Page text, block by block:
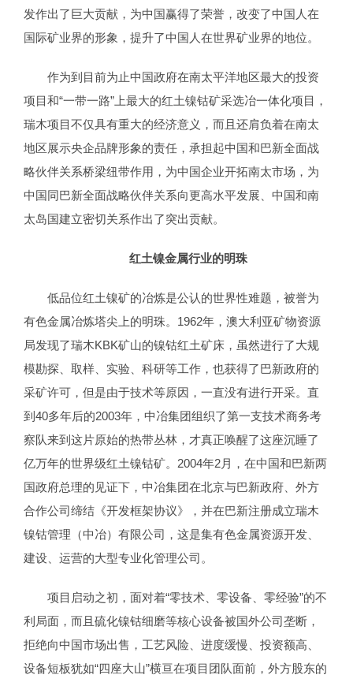
发作出了巨大贡献，为中国赢得了荣誉，改变了中国人在
国际矿业界的形象，提升了中国人在世界矿业界的地位。
作为到目前为止中国政府在南太平洋地区最大的投资
项目和“一带一路”上最大的红土镍钴矿采选冶一体化项目，
瑞木项目不仅具有重大的经济意义，而且还肩负着在南太
地区展示央企品牌形象的责任，承担起中国和巴新全面战
略伙伴关系桥梁纽带作用，为中国企业开拓南太市场，为
中国同巴新全面战略伙伴关系向更高水平发展、中国和南
太岛国建立密切关系作出了突出贡献。
红土镍金属行业的明珠
低品位红土镍矿的冶炼是公认的世界性难题，被誉为
有色金属冶炼塔尖上的明珠。1962年，澳大利亚矿物资源
局发现了瑞木KBK矿山的镍钴红土矿床，虽然进行了大规
模勘探、取样、实验、科研等工作，也获得了巴新政府的
采矿许可，但是由于技术等原因，一直没有进行开采。直
到40多年后的2003年，中冶集团组织了第一支技术商务考
察队来到这片原始的热带丛林，才真正唤醒了这座沉睡了
亿万年的世界级红土镍钴矿。2004年2月，在中国和巴新两
国政府总理的见证下，中冶集团在北京与巴新政府、外方
合作公司缔结《开发框架协议》，并在巴新注册成立瑞木
镍钴管理（中冶）有限公司，这是集有色金属资源开发、
建设、运营的大型专业化管理公司。
项目启动之初，面对着“零技术、零设备、零经验”的不
利局面，而且硫化镍钴细磨等核心设备被国外公司垄断，
拒绝向中国市场出售，工艺风险、进度缓慢、投资额高、
设备短板犹如“四座大山”横亘在项目团队面前，外方股东的